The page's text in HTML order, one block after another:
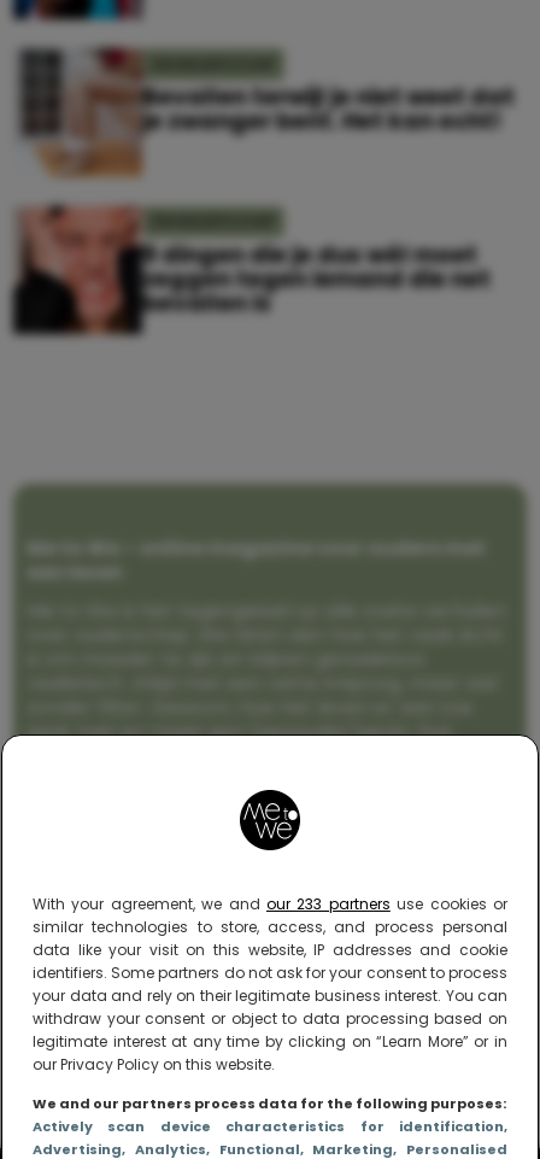
With your agreement, we and our 233 partners use cookies or
similar technologies to store, access, and process personal
data like your visit on this website, IP addresses and cookie
identifiers. Some partners do not ask for your consent to process
your data and rely on their legitimate business interest. You can
withdraw your consent or object to data processing based on
legitimate interest at any time by clicking on “Learn More” or in
our Privacy Policy on this website.
We and our partners process data for the following purposes:
Actively scan device characteristics for identification,
Advertising, Analytics, Functional, Marketing, Personalised
Bevallen terwijl je niet weet dat
je zwanger bent. Het kan echt!
9 dingen die je dus wél moet
zeggen tegen iemand die net
bevallen is
Me to We – online magazine voor ouders met
gaat met en naast een (eenouder)gezin. Dus